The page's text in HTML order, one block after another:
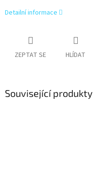
Detailní informace
ZEPTAT SE HLÍDAT
Související produkty